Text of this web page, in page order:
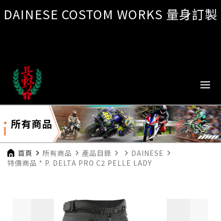
DAINESE COSTOM WORKS 量身訂製
所有商品
首頁 navigate_next 所有商品 navigate_next 產品目錄 navigate_next navigate_next DAINESE navigate_next
特價商品 * P. DELTA PRO C2 PELLE LADY